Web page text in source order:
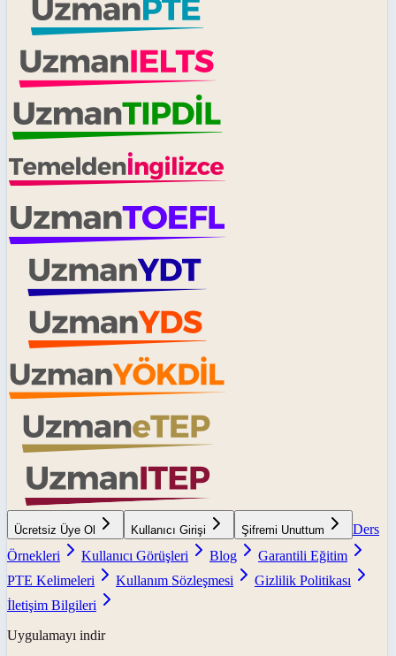
Ücretsiz Üye Ol Kullanıcı Girişi Şifremi Unuttum
Ders
Örnekleri
Kullanıcı Görüşleri Blog
Garantili Eğitim
PTE Kelimeleri
Kullanım Sözleşmesi
Gizlilik Politikası
İletişim Bilgileri
Uygulamayı indir